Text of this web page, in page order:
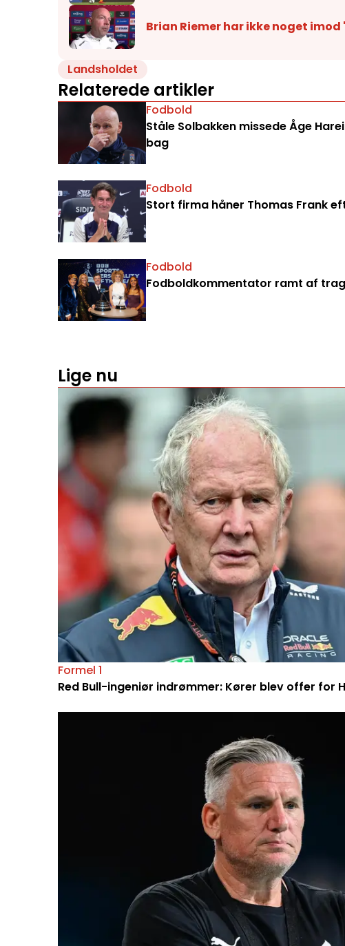
Brian Riemer har ikke noget
Landsholdet
Relaterede artikler
Fodbold
Ståle Solbakken missede Åge
bag
Fodbold
Stort firma håner Thomas Frank
Fodbold
Fodboldkommentator ramt af
Lige nu
Formel 1
Red Bull-ingeniør indrømmer: Kører blev offer for